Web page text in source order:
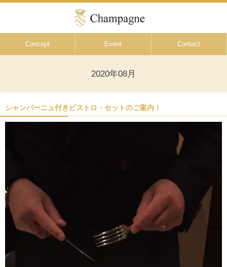
Concept Event Contact
2020年08月
シャンパーニュ付きビストロ・セットのご案内！
ー